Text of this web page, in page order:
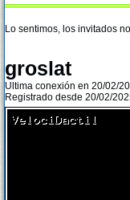
Lo sentimos, los invitados
groslat
Ultima conexión en 20/02/
Registrado desde 20/02/